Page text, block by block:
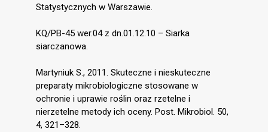
Statystycznych w Warszawie.
KQ/PB-45 wer.04 z dn.01.12.10 – Siarka
siarczanowa.
Martyniuk S., 2011. Skuteczne i nieskuteczne
preparaty mikrobiologiczne stosowane w
ochronie i uprawie roślin oraz rzetelne i
nierzetelne metody ich oceny. Post. Mikrobiol. 50,
4, 321–328.